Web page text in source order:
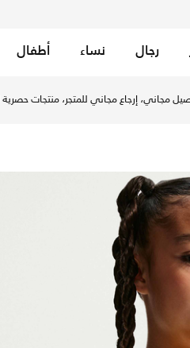
رجال نساء أطفال
مجاني، إرجاع مجاني للمتجر، منتجات